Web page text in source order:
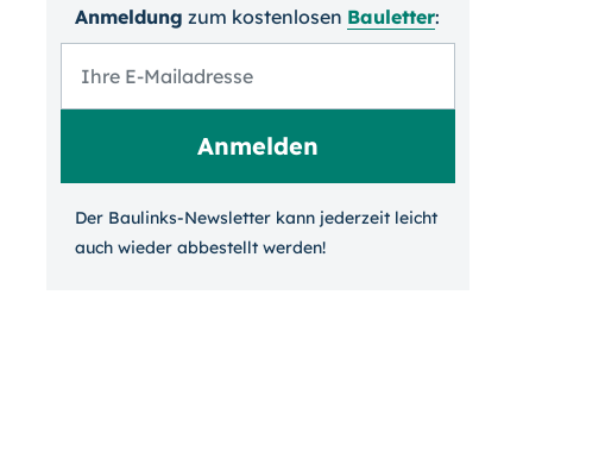
Anmeldung zum kosten­losen Bauletter:
Der Baulinks-Newsletter kann jeder­zeit leicht
auch wieder ab­bestellt werden!